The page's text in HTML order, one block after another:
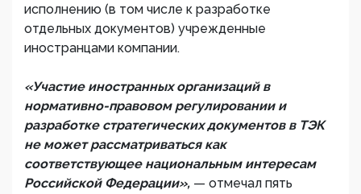
исполнению (в том числе к разработке
отдельных документов) учрежденные
иностранцами компании.
«Участие иностранных организаций в
нормативно-правовом регулировании и
разработке стратегических документов в ТЭК
не может рассматриваться как
соответствующее национальным интересам
Российской Федерации», — отмечал пять